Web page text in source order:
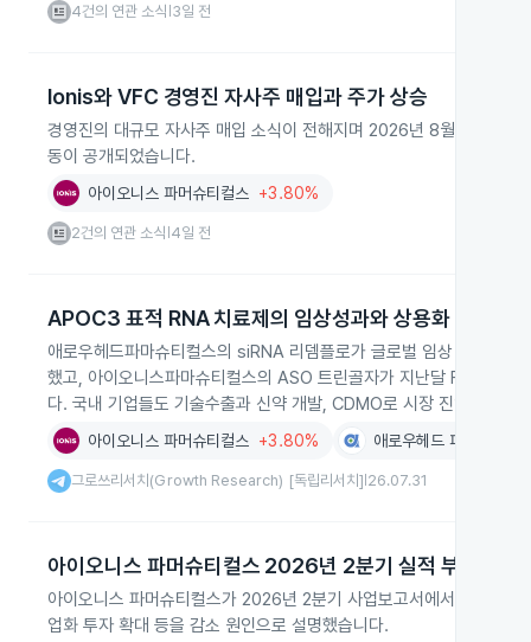
4건의 연관 소식 3일 전
Ionis와 VFC 경영진 자사주 매입과 주가 상승
경영진의 대규모 자사주 매입 소식이 전해지며 2026년 8월 3일 두
동이 공개되었습니다.
아이오니스 파머슈티컬스 +3.80%
2건의 연관 소식 4일 전
APOC3 표적 RNA 치료제의 임상성과와 상용화
애로우헤드파마슈티컬스의 siRNA 리뎀플로가 글로벌 임상 3상에서
했고, 아이오니스파마슈티컬스의 ASO 트린골자가 지난달 FDA 허가
다. 국내 기업들도 기술수출과 신약 개발, CDMO로 시장 진입을 본격
아이오니스 파머슈티컬스 +3.80% 애로우헤드 파머슈티컬
그로쓰리서치(Growth Research) [독립리서치] 26.07.31
아이오니스 파머슈티컬스 2026년 2분기 실적 부진 보고
아이오니스 파머슈티컬스가 2026년 2분기 사업보고서에서 전년 동
업화 투자 확대 등을 감소 원인으로 설명했습니다.